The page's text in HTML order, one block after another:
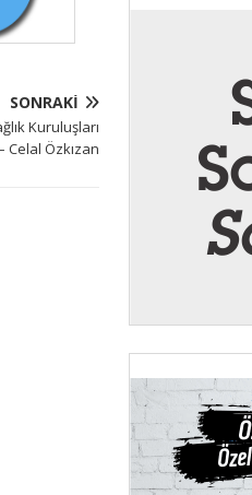
SONRAKI
Kuruluşları
Celal Özkızan